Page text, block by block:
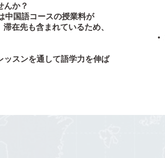
んか？
中国語コースの授業料が
在先も含まれているため、
スンを通して語学力を伸ば
•